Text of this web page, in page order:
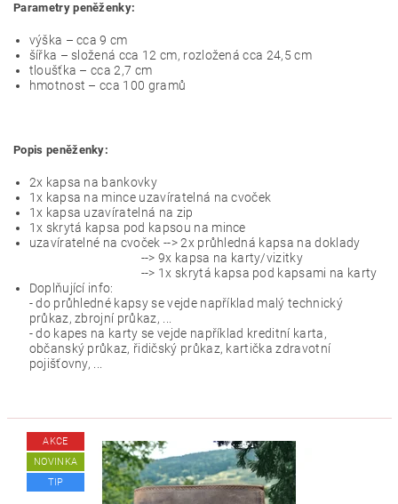
Parametry peněženky:
výška – cca 9 cm
šířka – složená cca 12 cm, rozložená cca 24,5 cm
tloušťka – cca 2,7 cm
hmotnost – cca 100 gramů
Popis peněženky:
2x kapsa na bankovky
1x kapsa na mince uzavíratelná na cvoček
1x kapsa uzavíratelná na zip
1x skrytá kapsa pod kapsou na mince
uzavíratelné na cvoček --> 2x průhledná kapsa na doklady
--> 9x kapsa na karty/vizitky
--> 1x skrytá kapsa pod kapsami na karty
Doplňující info:
- do průhledné kapsy se vejde například malý technický
průkaz, zbrojní průkaz, ...
- do kapes na karty se vejde například kreditní karta,
občanský průkaz, řidičský průkaz, kartička zdravotní
pojišťovny, ...
AKCE
NOVINKA
TIP